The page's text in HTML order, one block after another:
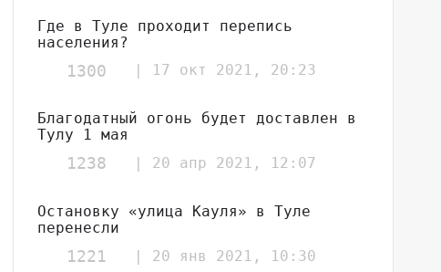
Где в Туле проходит перепись
населения?
1300 | 17 окт 2021, 20:23
Благодатный огонь будет доставлен в
Тулу 1 мая
1238 | 20 апр 2021, 12:07
Остановку «улица Кауля» в Туле
перенесли
1221 | 20 янв 2021, 10:30